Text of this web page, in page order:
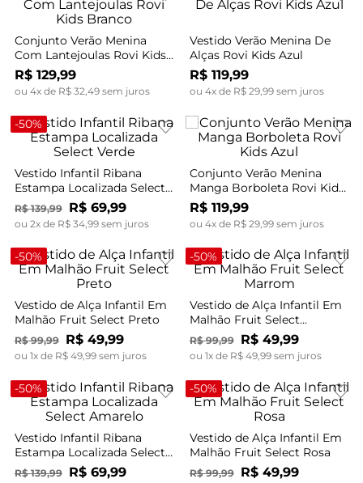
Conjunto Verão Menina
Com Lantejoulas Rovi Kids
Branco
R$ 129,99
ou 4x de R$ 32,49sem juros
Vestido Verão Menina De
Alças Rovi Kids Azul
R$ 119,99
ou 4x de R$ 29,99sem juros
-50%
Vestido Infantil Ribana
Estampa Localizada Select
Verde
R$ 139,99 R$ 69,99
ou 2x de R$ 34, 99sem juros
Conjunto Verão Menina
Manga Borboleta Rovi Kids
Azul
R$ 119,99
ou 4x de R$ 29, 99sem juros
-50%
Vestido de Alça Infantil Em
Malhão Fruit Select Preto
R$ 99,99 R$ 49,99
ou 1x de R$ 49,99sem juros
-50%
Vestido de Alça Infantil Em
Malhão Fruit Select
Marrom
R$ 99,99 R$ 49,99
ou 1x de R$ 49,99sem juros
-50%
Vestido Infantil Ribana
Estampa Localizada Select
Amarelo
R$ 139,99 R$ 69,99
-50%
Vestido de Alça Infantil Em
Malhão Fruit Select Rosa
R$ 99,99 R$ 49,99